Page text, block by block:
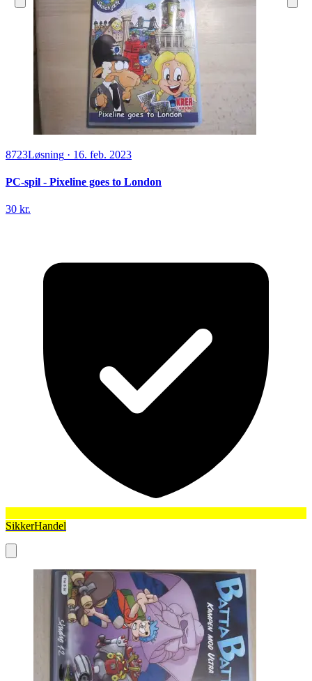
8723Løsning · 16. feb. 2023
PC-spil - Pixeline goes to London
30 kr.
SikkerHandel